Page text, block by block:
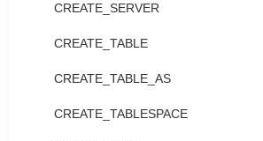
CREATE_SERVER
CREATE_TABLE
CREATE_TABLE_AS
CREATE_TABLESPACE